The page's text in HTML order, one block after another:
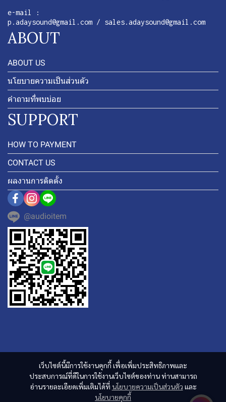
เว็บไซต์นี้มีการใช้งานคุกกี้ เพื่อเพิ่มประสิทธิภาพและ
ประสบการณ์ที่ดีในการใช้งานเว็บไซต์ของท่าน ท่านสามารถ
อ่านรายละเอียดเพิ่มเติมได้ที่ นโยบายความเป็นส่วนตัว และ
นโยบายคุกกี้
e-mail :
p.adaysound@gmail.com / sales.adaysound@gmail.com
ABOUT
ABOUT US
นโยบายความเป็นส่วนตัว
คำถามที่พบบ่อย
SUPPORT
HOW TO PAYMENT
CONTACT US
ผลงานการติดตั้ง
@audioitem